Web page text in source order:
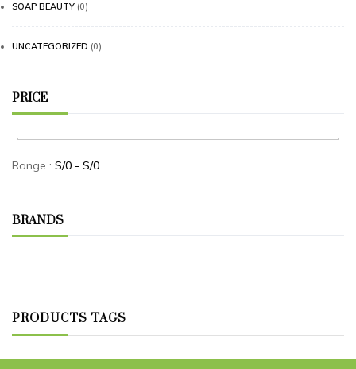
SOAP BEAUTY (0)
UNCATEGORIZED (0)
PRICE
Range : S/0 - S/0
BRANDS
PRODUCTS TAGS